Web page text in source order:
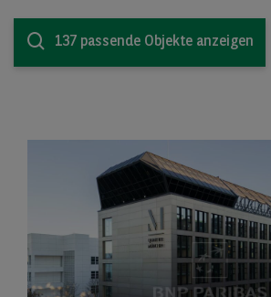
137 passende Objekte anzeigen